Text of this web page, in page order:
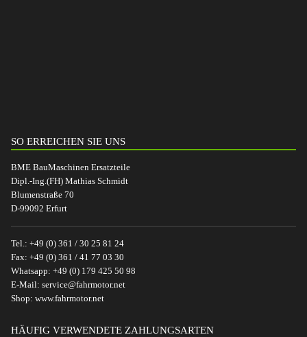
SO ERREICHEN SIE UNS
BME BauMaschinen Ersatzteile
Dipl.-Ing.(FH) Mathias Schmidt
Blumenstraße 70
D-99092 Erfurt
Tel.: +49 (0) 361 / 30 25 81 24
Fax: +49 (0) 361 / 41 77 03 30
Whatsapp: +49 (0) 179 425 50 98
E-Mail: service@fahrmotor.net
Shop: www.fahrmotor.net
HÄUFIG VERWENDETE ZAHLUNGSARTEN